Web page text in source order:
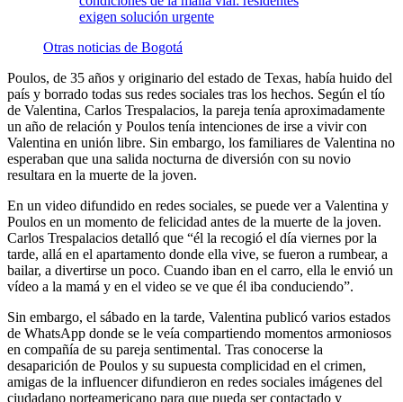
exigen solución urgente
Otras noticias de Bogotá
Poulos, de 35 años y originario del estado de Texas, había huido del
país y borrado todas sus redes sociales tras los hechos. Según el tío
de Valentina, Carlos Trespalacios, la pareja tenía aproximadamente
un año de relación y Poulos tenía intenciones de irse a vivir con
Valentina en unión libre. Sin embargo, los familiares de Valentina no
esperaban que una salida nocturna de diversión con su novio
resultara en la muerte de la joven.
En un video difundido en redes sociales, se puede ver a Valentina y
Poulos en un momento de felicidad antes de la muerte de la joven.
Carlos Trespalacios detalló que “él la recogió el día viernes por la
tarde, allá en el apartamento donde ella vive, se fueron a rumbear, a
bailar, a divertirse un poco. Cuando iban en el carro, ella le envió un
vídeo a la mamá y en el video se ve que él iba conduciendo”.
Sin embargo, el sábado en la tarde, Valentina publicó varios estados
de WhatsApp donde se le veía compartiendo momentos armoniosos
en compañía de su pareja sentimental. Tras conocerse la
desaparición de Poulos y su supuesta complicidad en el crimen,
amigas de la influencer difundieron en redes sociales imágenes del
ciudadano norteamericano para que pueda ser contactado y